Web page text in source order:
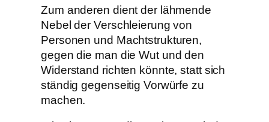
Zum anderen dient der lähmende
Nebel der Verschleierung von
Personen und Machtstrukturen,
gegen die man die Wut und den
Widerstand richten könnte, statt sich
ständig gegenseitig Vorwürfe zu
machen.